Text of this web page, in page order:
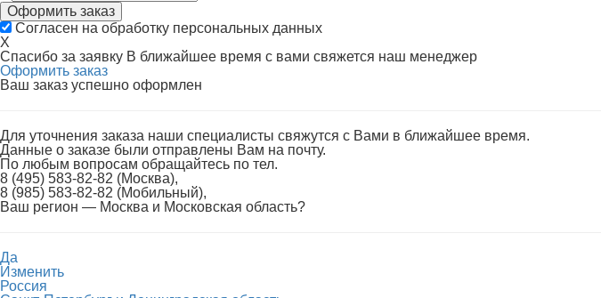
Оформить заказ
Согласен на обработку персональных данных
X
Спасибо за заявку В ближайшее время с вами свяжется наш менеджер
Оформить заказ
Ваш заказ успешно оформлен
Для уточнения заказа наши специалисты свяжутся с Вами в ближайшее время.
Данные о заказе были отправлены Вам на почту.
По любым вопросам обращайтесь по тел.
8 (495) 583-82-82 (Москва),
8 (985) 583-82-82 (Мобильный),
Ваш регион — Москва и Московская область?
Да
Изменить
Россия